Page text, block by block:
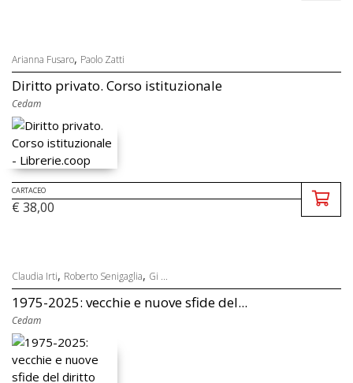
Arianna Fusaro, Paolo Zatti
Diritto privato. Corso istituzionale
Cedam
CARTACEO
€ 38,00
Claudia Irti, Roberto Senigaglia, Gi ...
1975-2025: vecchie e nuove sfide del...
Cedam